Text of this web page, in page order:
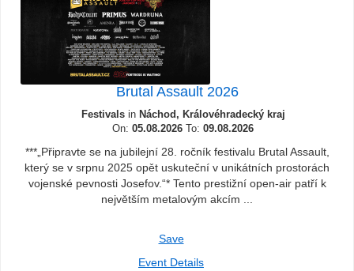
Brutal Assault 2026
Festivalsin Náchod, Královéhradecký kraj
On: 05.08.2026 To: 09.08.2026
***„Připravte se na jubilejní 28. ročník festivalu Brutal Assault,
který se v srpnu 2025 opět uskuteční v unikátních prostorách
vojenské pevnosti Josefov.“* Tento prestižní open-air patří k
největším metalovým akcím ...
Save
Event Details